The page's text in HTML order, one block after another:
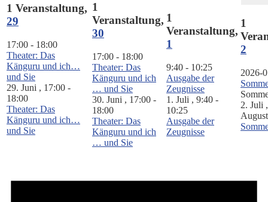
1 Veranstaltung,
29
17:00 - 18:00
Theater: Das
Känguru und ich…
und Sie
29. Juni , 17:00 -
18:00
Theater: Das
Känguru und ich…
und Sie
1
Veranstaltung,
30
17:00 - 18:00
Theater: Das
Känguru und ich
… und Sie
30. Juni , 17:00 -
18:00
Theater: Das
Känguru und ich
… und Sie
1
Veranstaltung,
1
9:40 - 10:25
Ausgabe der
Zeugnisse
1. Juli , 9:40 -
10:25
Ausgabe der
Zeugnisse
1
2
2026-
2. Juli